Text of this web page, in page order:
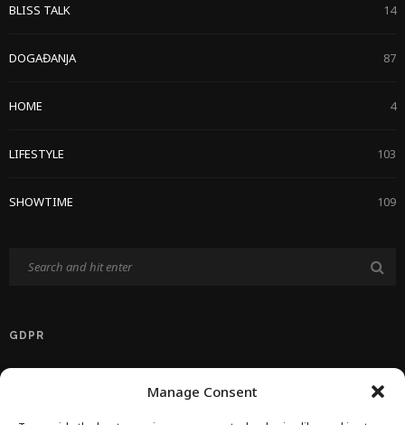
Manage Consent
BLISS TALK 14
DOGAĐANJA 87
HOME 4
LIFESTYLE 103
SHOWTIME 109
GDPR